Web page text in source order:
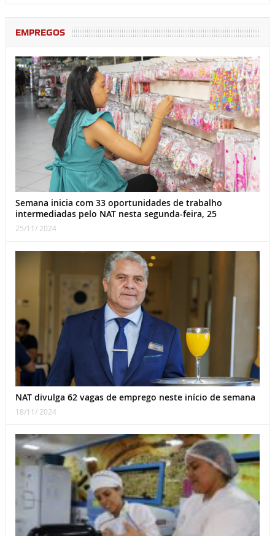
EMPREGOS
Semana inicia com 33 oportunidades de trabalho
intermediadas pelo NAT nesta segunda-feira, 25
25/11/ 2024
NAT divulga 62 vagas de emprego neste início de semana
18/11/ 2024